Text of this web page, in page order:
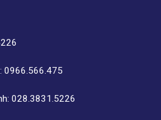
0966.566.475
028.3831.5226